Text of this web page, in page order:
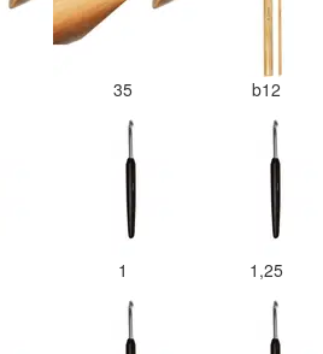
35 b12
1 1,25